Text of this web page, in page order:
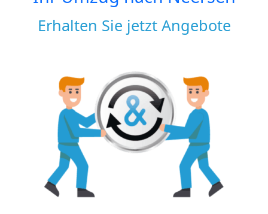
Erhalten Sie jetzt Angebote